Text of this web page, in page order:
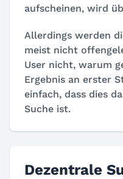
aufscheinen, wird
Allerdings werden
meist nicht
User nicht, warum
Ergebnis an erster
einfach, dass dies
Suche ist.
Dezentrale